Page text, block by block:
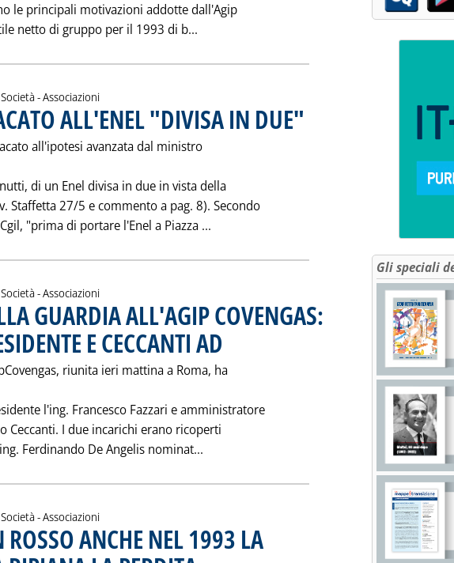
le principali motivazioni addotte dall'Agip
netto di gruppo per il 1993 di b...
- Associazioni
ALL'ENEL "DIVISA IN DUE" . Pubblicata sabato 28 maggio 1994
all'ipotesi avanzata dal ministro
di un Enel divisa in due in vista della
Staffetta 27/5 e commento a pag. 8). Secondo
"prima di portare l'Enel a Piazza ...
- Associazioni
GUARDIA ALL'AGIP COVENGAS:
E CECCANTI AD
riunita ieri mattina a Roma, ha
l'ing. Francesco Fazzari e amministratore
Ceccanti. I due incarichi erano ricoperti
Ferdinando De Angelis nominat... Leggi tutta la notizia: 'CAMBIO DELLA
- Associazioni
ANCHE NEL 1993 LA
Gli speciali